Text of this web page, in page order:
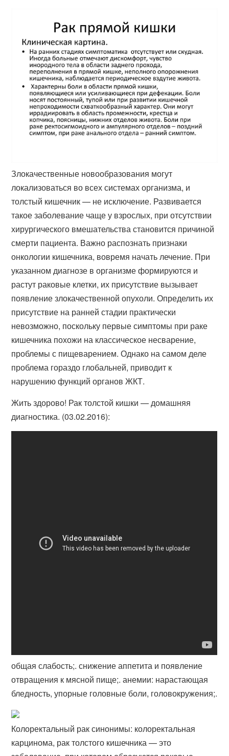
Злокачественные новообразования могут
локализоваться во всех системах организма, и
толстый кишечник — не исключение. Развивается
такое заболевание чаще у взрослых, при отсутствии
хирургического вмешательства становится причиной
смерти пациента. Важно распознать признаки
онкологии кишечника, вовремя начать лечение. При
указанном диагнозе в организме формируются и
растут раковые клетки, их присутствие вызывает
появление злокачественной опухоли. Определить их
присутствие на ранней стадии практически
невозможно, поскольку первые симптомы при раке
кишечника похожи на классическое несварение,
проблемы с пищеварением. Однако на самом деле
проблема гораздо глобальней, приводит к
нарушению функций органов ЖКТ.
Жить здорово! Рак толстой кишки — домашняя
диагностика. (03.02.2016):
общая слабость;. снижение аппетита и появление
отвращения к мясной пище;. анемии: нарастающая
бледность, упорные головные боли, головокружения;.
Колоректальный рак синонимы: колоректальная
карцинома, рак толстого кишечника — это